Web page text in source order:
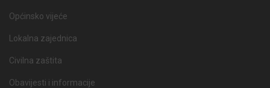
Općinsko vijeće
Lokalna zajednica
Civilna zaštita
Obavijesti i informacije